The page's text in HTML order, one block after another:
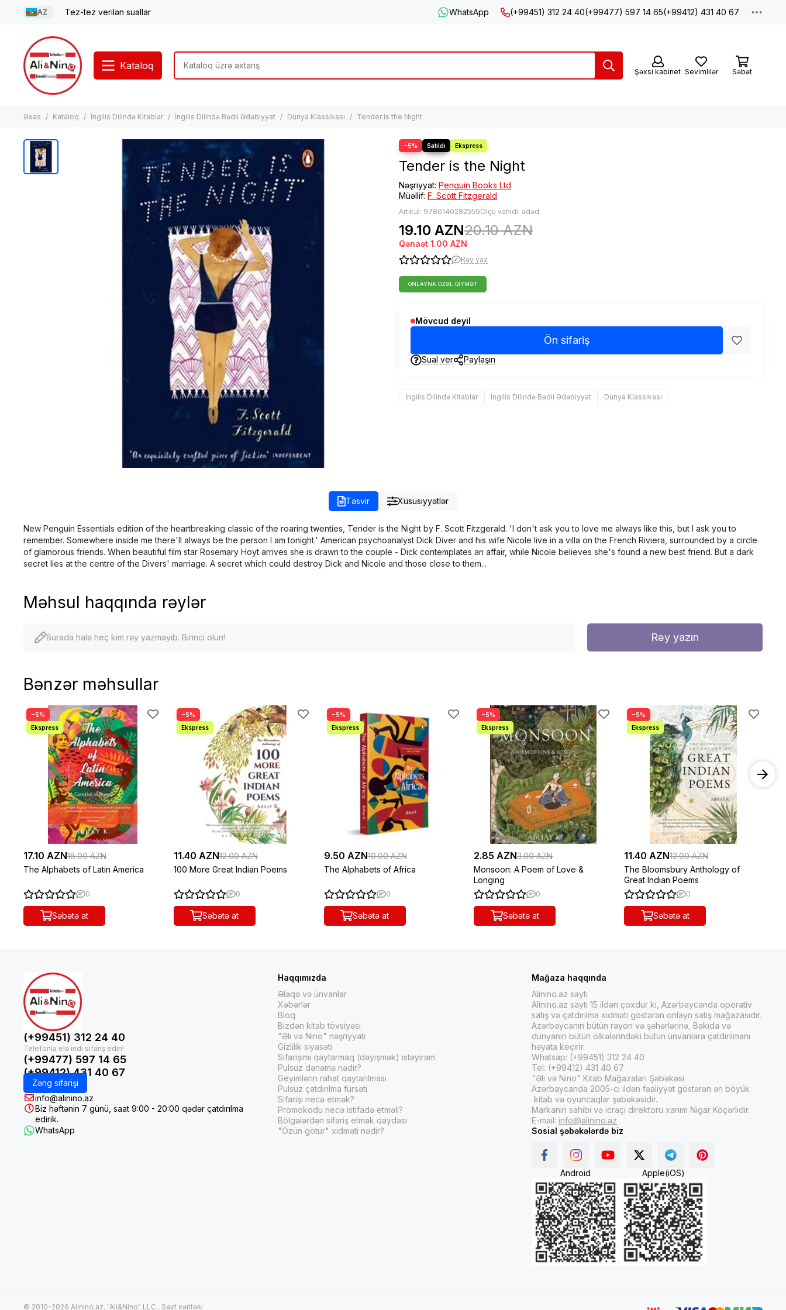
AZ Tez-tez verilən suallar WhatsApp (+99451) 312 24 40(+99477) 597 14 65(+99412) 431 40 67
Kataloq
Şəxsi kabinet Sevimlilər Səbət
Əsas Kataloq İngilis Dilində Kitablar İngilis Dilində Bədii Ədəbiyyat Dünya Klassikası Tender is the Night
−5%
Tender is the Night
Nəşriyyat: Penguin Books Ltd
Müəllif: F. Scott Fitzgerald
Artikul: 9780140282559Ölçü vahidi: ədəd
19.10 AZN20.10 AZN
Qənaət 1.00 AZN
Rəy yaz
ONLAYNA ÖZƏL QIYMƏT
Mövcud deyil
Ön sifariş
Sual ver Paylaşın
İngilis Dilində Kitablar İngilis Dilində Bədii Ədəbiyyat Dünya Klassikası
Təsvir Xüsusiyyətlər
New Penguin Essentials edition of the heartbreaking classic of the roaring twenties, Tender is the Night by F. Scott Fitzgerald. 'I don't ask you to love me always like this, but I ask you to
remember. Somewhere inside me there'll always be the person I am tonight.' American psychoanalyst Dick Diver and his wife Nicole live in a villa on the French Riviera, surrounded by a circle
of glamorous friends. When beautiful film star Rosemary Hoyt arrives she is drawn to the couple - Dick contemplates an affair, while Nicole believes she's found a new best friend. But a dark
secret lies at the centre of the Divers' marriage. A secret which could destroy Dick and Nicole and those close to them...
Məhsul haqqında rəylər
Burada hələ heç kim rəy yazmayıb. Birinci olun! Rəy yazın
Bənzər məhsullar
−5%
17.10 AZN18.00 AZN
The Alphabets of Latin America
0
Səbətə at
−5%
11.40 AZN12.00 AZN
100 More Great Indian Poems
0
Səbətə at
−5%
9.50 AZN10.00 AZN
The Alphabets of Africa
0
Səbətə at
−5%
2.85 AZN3.00 AZN
Monsoon: A Poem of Love &
Longing
0
Səbətə at
−5%
11.40 AZN12.00 AZN
The Bloomsbury Anthology of
Great Indian Poems
0
Səbətə at
(+99451) 312 24 40
(+99477) 597 14 65
(+99412) 431 40 67
Zəng sifarişi
info@alinino.az
Biz həftənin 7 günü, saat 9:00 - 20:00 qədər çatdırılma
edirik.
WhatsApp
Haqqımızda
Əlaqə və ünvanlar
Xəbərlər
Bloq
Bizdən kitab tövsiyəsi
"Əli və Nino" nəşriyyatı
Gizlilik siyasəti
Sifarişimi qaytarmaq (dəyişmək) istəyirəm
Pulsuz dənəmə nədir?
Geyimlərin rahat qaytarılması
Pulsuz çatdırılma fürsəti
Sifarişi necə etmək?
Promokodu necə istifadə etməli?
Bölgələrdən sifariş etmək qaydası
"Özün götür" xidməti nədir?
Mağaza haqqında
Alinino.az saytı
Alinino.az saytı 15 ildən çoxdur ki, Azərbaycanda operativ
satış və çatdırılma xidməti göstərən onlayn satış mağazasıdır.
Azərbaycanın bütün rayon və şəhərlərinə, Bakıda və
dünyanın bütün ölkələrindəki bütün ünvanlara çatdırılmanı
həyata keçirir.
Whatsap: (+99451) 312 24 40
Tel: (+99412) 431 40 67
"Əli və Nino" Kitab Mağazaları Şəbəkəsi
Azərbaycanda 2005-ci ildən fəaliyyət göstərən ən böyük
kitab və oyuncaqlar şəbəkəsidir.
Markanın sahibi və icraçı direktoru xanım Nigar Köçərlidir.
E-mail: info@alinino.az
Sosial şəbəkələrdə biz
Android Apple(iOS)
© 2010-2026 Alinino.az. "Ali&Nino" LLC . Sayt xəritəsi